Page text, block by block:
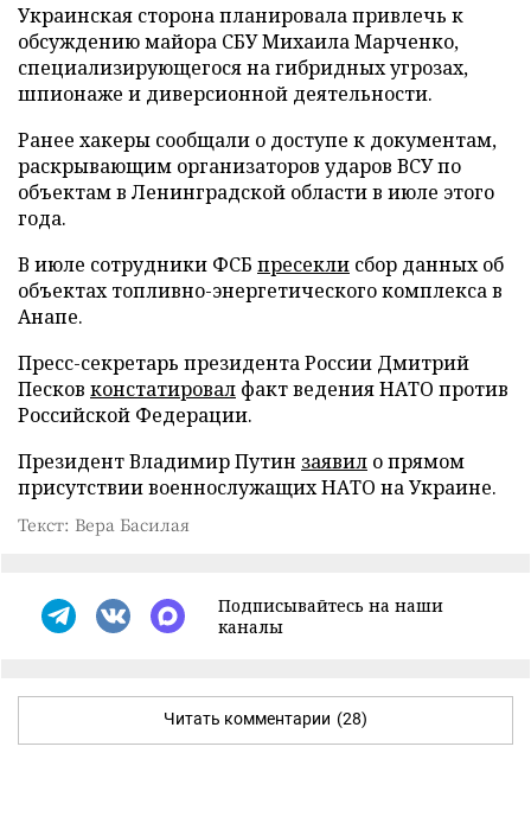
Украинская сторона планировала привлечь к
обсуждению майора СБУ Михаила Марченко,
специализирующегося на гибридных угрозах,
шпионаже и диверсионной деятельности.
Ранее хакеры сообщали о доступе к документам,
раскрывающим организаторов ударов ВСУ по
объектам в Ленинградской области в июле этого
года.
В июле сотрудники ФСБ пресекли сбор данных об
объектах топливно-энергетического комплекса в
Анапе.
Пресс-секретарь президента России Дмитрий
Песков констатировал факт ведения НАТО против
Российской Федерации.
Президент Владимир Путин заявил о прямом
присутствии военнослужащих НАТО на Украине.
Текст: Вера Басилая
Подписывайтесь на наши
каналы
Читать комментарии (28)